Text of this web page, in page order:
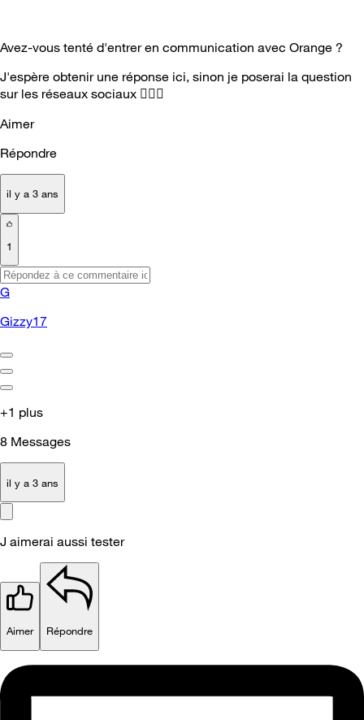
Avez-vous tenté d'entrer en communication avec Orange ?
J'espère obtenir une réponse ici, sinon je poserai la question
sur les réseaux sociaux 🤷🏻‍
Aimer
Répondre
il y a 3 ans
1
G
Gizzy17
+1 plus
8 Messages
il y a 3 ans
J aimerai aussi tester
Aimer Répondre